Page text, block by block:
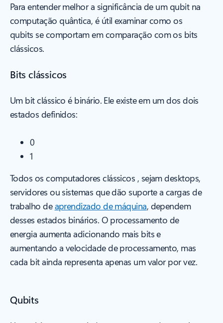
Para entender melhor a significância de um qubit na
computação quântica, é útil examinar como os
qubits se comportam em comparação com os bits
clássicos.
Bits clássicos
Um bit clássico é binário. Ele existe em um dos dois
estados definidos:
0
1
Todos os computadores clássicos , sejam desktops,
servidores ou sistemas que dão suporte a cargas de
trabalho deaprendizado de máquina, dependem
desses estados binários. O processamento de
energia aumenta adicionando mais bits e
aumentando a velocidade de processamento, mas
cada bit ainda representa apenas um valor por vez.
Qubits